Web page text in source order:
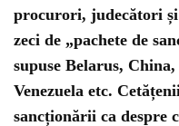
procurori, judecători
zeci de „pachete de
supuse Belarus,
Venezuela etc.
sancționării ca despre